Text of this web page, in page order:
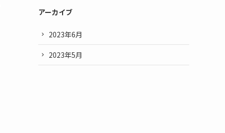
アーカイブ
2023年6月
2023年5月